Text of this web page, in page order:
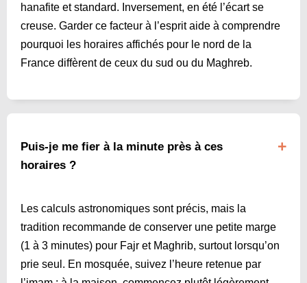
hanafite et standard. Inversement, en été l’écart se
creuse. Garder ce facteur à l’esprit aide à comprendre
pourquoi les horaires affichés pour le nord de la
France diffèrent de ceux du sud ou du Maghreb.
Puis-je me fier à la minute près à ces
horaires ?
Les calculs astronomiques sont précis, mais la
tradition recommande de conserver une petite marge
(1 à 3 minutes) pour Fajr et Maghrib, surtout lorsqu’on
prie seul. En mosquée, suivez l’heure retenue par